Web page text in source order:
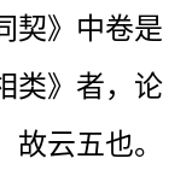
契》中卷是
类》者，论
云五也。